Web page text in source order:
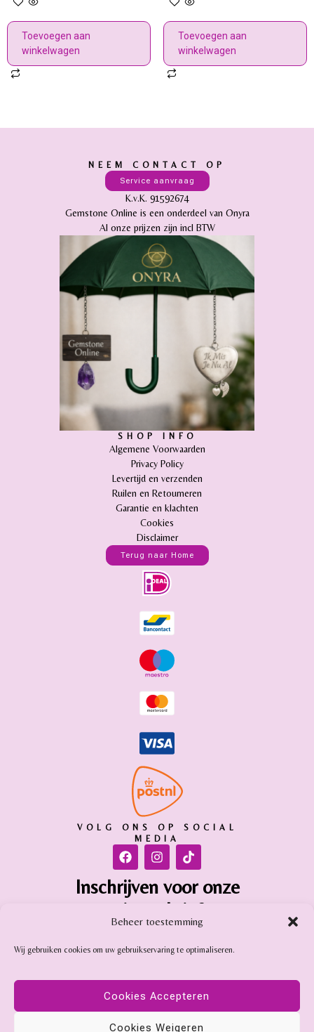
Beheer toestemming
Wij gebruiken cookies om uw gebruikservaring te optimaliseren.
Cookies Accepteren
Cookies Weigeren
Toevoegen aan
winkelwagen
Toevoegen aan
winkelwagen
NEEM CONTACT OP
Service aanvraag
K.v.K. 91592674
Gemstone Online is een onderdeel van Onyra
Al onze prijzen zijn incl BTW
SHOP INFO
Algemene Voorwaarden
Privacy Policy
Levertijd en verzenden
Ruilen en Retourneren
Garantie en klachten
Cookies
Disclaimer
Terug naar Home
VOLG ONS OP SOCIAL
MEDIA
Inschrijven voor onze
nieuwsbrief